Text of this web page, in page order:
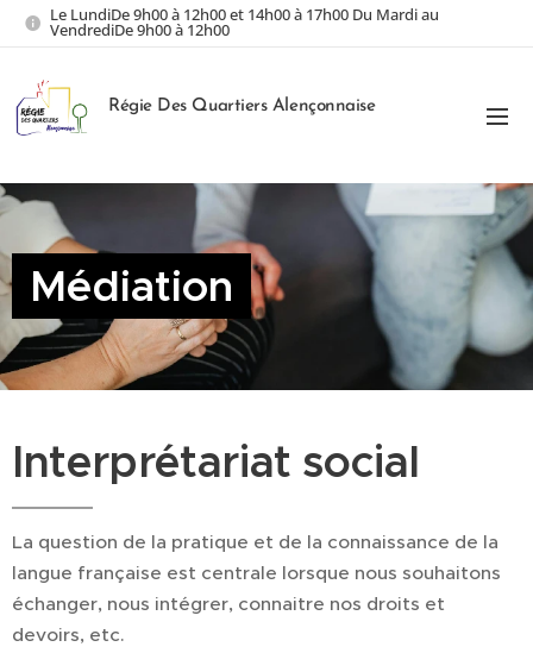
Le LundiDe 9h00 à 12h00 et 14h00 à 17h00 Du Mardi au
VendrediDe 9h00 à 12h00
Régie Des Quartiers Alençonnaise
Médiation
Interprétariat social
La question de la pratique et de la connaissance de la
langue française est centrale lorsque nous souhaitons
échanger, nous intégrer, connaitre nos droits et
devoirs, etc.